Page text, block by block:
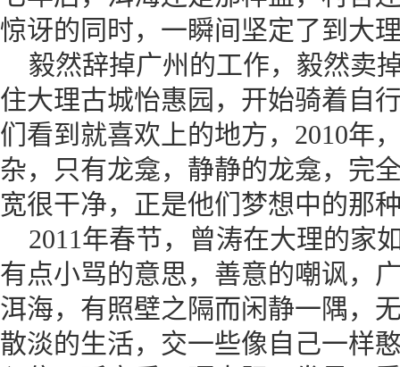
惊讶的同时，一瞬间坚定了到大
毅然辞掉广州的工作，毅然卖
住大理古城怡惠园，开始骑着自
们看到就喜欢上的地方，2010年
杂，只有龙龛，静静的龙龛，完
宽很干净，正是他们梦想中的那
2011年春节，曾涛在大理的家
有点小骂的意思，善意的嘲讽，
洱海，有照壁之隔而闲静一隅，
散淡的生活，交一些像自己一样